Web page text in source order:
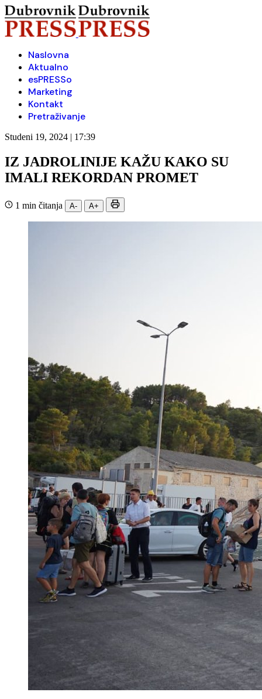
Naslovna
Aktualno
esPRESSo
Marketing
Kontakt
Pretraživanje
Studeni 19, 2024 | 17:39
IZ JADROLINIJE KAŽU KAKO SU
IMALI REKORDAN PROMET
1 min čitanja A- A+